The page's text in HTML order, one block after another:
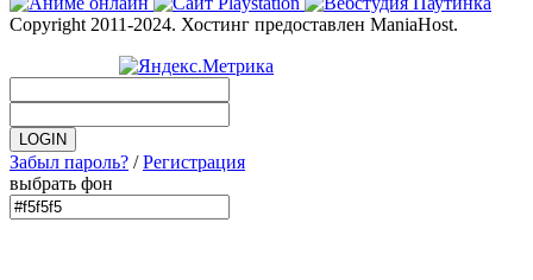
Copyright 2011-2024. Хостинг предоставлен ManiaHost.
Забыл пароль? /Регистрация
выбрать фон